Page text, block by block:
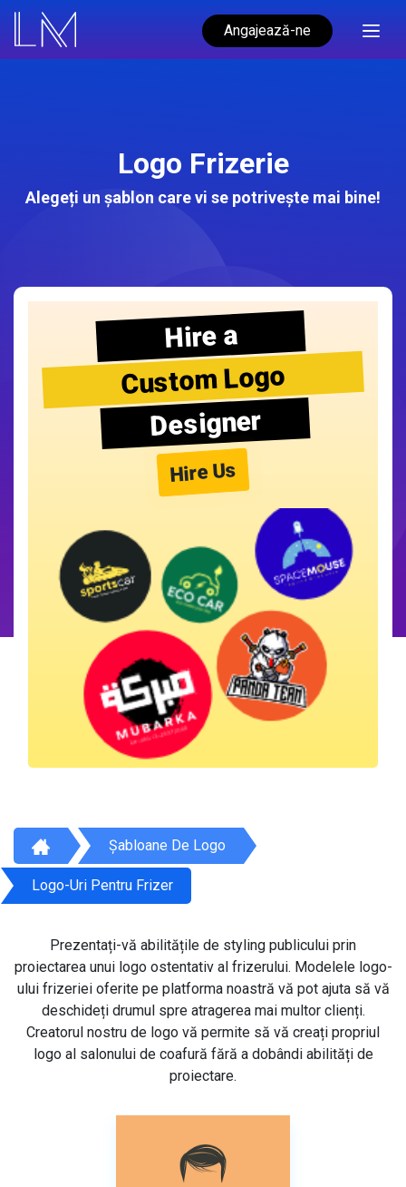
Angajează-ne
Logo Frizerie
Alegeți un șablon care vi se potrivește mai bine!
Hire a
Custom Logo
Designer
Hire Us
Șabloane De Logo
Logo-Uri Pentru Frizer
Prezentați-vă abilitățile de styling publicului prin
proiectarea unui logo ostentativ al frizerului. Modelele logo-
ului frizeriei oferite pe platforma noastră vă pot ajuta să vă
deschideți drumul spre atragerea mai multor clienți.
Creatorul nostru de logo vă permite să vă creați propriul
logo al salonului de coafură fără a dobândi abilități de
proiectare.